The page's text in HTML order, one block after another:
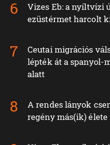
Vizes Eb: a nyíltvízi
ezüstérmet harcolt
Ceutai migrációs
lépték át a spanyol-
alatt
A rendes lányok
regény más(ik) élete